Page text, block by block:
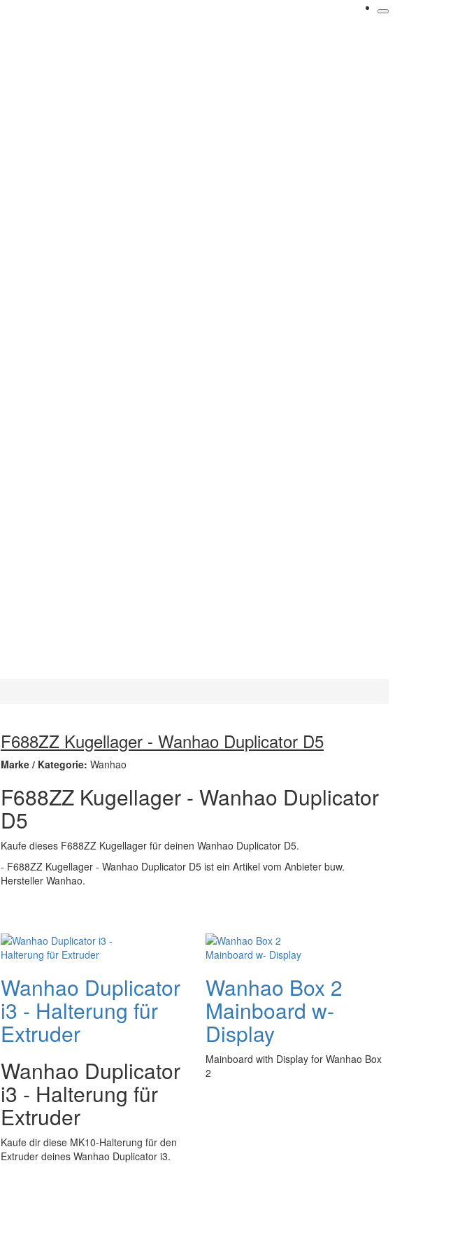
F688ZZ Kugellager - Wanhao Duplicator D5
Marke / Kategorie: Wanhao
F688ZZ Kugellager - Wanhao Duplicator
D5
Kaufe dieses F688ZZ Kugellager für deinen Wanhao Duplicator D5.
- F688ZZ Kugellager - Wanhao Duplicator D5 ist ein Artikel vom Anbieter buw.
Hersteller Wanhao.
Wanhao Duplicator
i3 - Halterung für
Extruder
Wanhao Duplicator
i3 - Halterung für
Extruder
Kaufe dir diese MK10-Halterung für den
Extruder deines Wanhao Duplicator i3.
Wanhao Box 2
Mainboard w-
Display
Mainboard with Display for Wanhao Box
2